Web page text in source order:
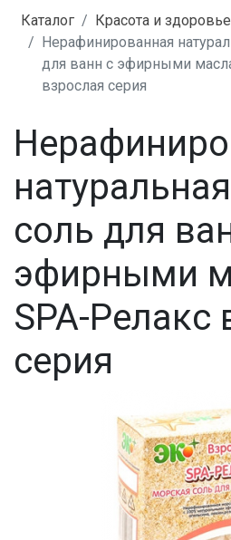
Каталог
Красота и здоровье
Нерафинированная
для ванн с эфирными
взрослая серия
соль для
эфирными
SPA-Релакс
серия